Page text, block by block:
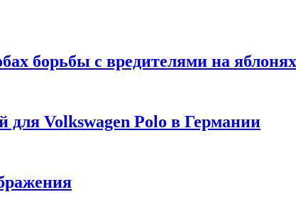
борьбы с вредителями на яблонях
для Volkswagen Polo в Германии